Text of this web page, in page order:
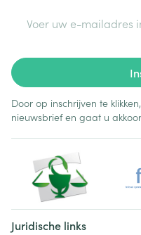
Door op inschrijven te
nieuwsbrief en gaat u
Juridische links